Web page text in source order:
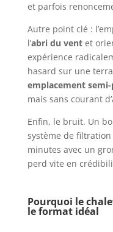
et parfois
Autre point clé :
l’abri du ventet
expérience
hasard sur une
emplacement
mais sans courant
Enfin, le bruit. Un
système de
minutes avec un
perd vite en
Pourquoi le
le format idéal